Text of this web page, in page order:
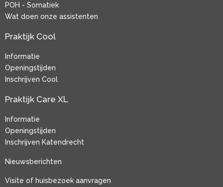
POH - Somatiek
Wat doen onze assistenten
Praktijk Cool
Informatie
Openingstijden
Inschrijven Cool
Praktijk Care XL
Informatie
Openingstijden
Inschrijven Katendrecht
Nieuwsberichten
Visite of huisbezoek aanvragen